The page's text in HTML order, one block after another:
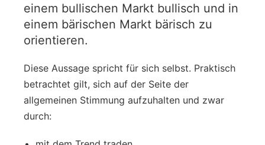
einem bullischen Markt bullisch und in
einem bärischen Markt bärisch zu
orientieren.
Diese Aussage spricht für sich selbst. Praktisch
betrachtet gilt, sich auf der Seite der
allgemeinen Stimmung aufzuhalten und zwar
durch: